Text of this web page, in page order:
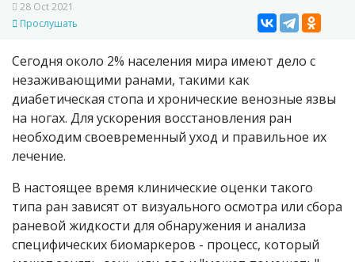
28 Oct 2021
Прослушать
Сегодня около 2% населения мира имеют дело с
незаживающими ранами, такими как
диабетическая стопа и хронические венозные язвы
на ногах. Для ускорения восстановления ран
необходим своевременный уход и правильное их
лечение.
В настоящее время клинические оценки такого
типа ран зависят от визуального осмотра или сбора
раневой жидкости для обнаружения и анализа
специфических биомаркеров - процесс, который